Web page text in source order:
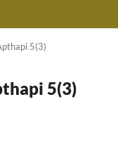
5(3)
5(3)